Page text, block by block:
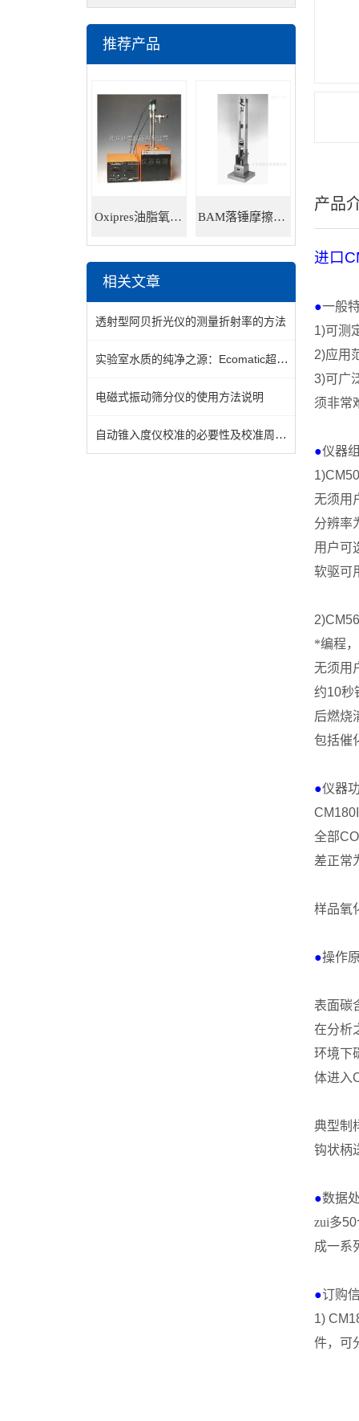
推荐产品
Oxipres油脂氧化稳定性仪 BAM落锤摩擦感度仪
相关文章
透射型阿贝折光仪的测量折射率的方法
实验室水质的纯净之源：Ecomatic超纯水器的技术原理与运维全解
电磁式振动筛分仪的使用方法说明
自动锥入度仪校准的必要性及校准周期的确定方法
产品
进口
●一般
1)可测
2)应用
3)可广
须非常
●仪器
无须用
分辨率
用户可
软驱可
*编程
无须用
约10秒
后燃烧
包括催
●仪器
全部
差正常
样品氧
●操作
表面碳
在分析
环境下
体进入
典型制
钩状柄
●数据
zui多50
成一系
●订购
1)
件，可